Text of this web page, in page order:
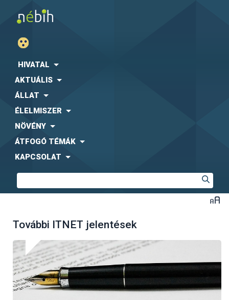
HIVATAL
AKTUÁLIS
ÁLLAT
ÉLELMISZER
NÖVÉNY
ÁTFOGÓ TÉMÁK
KAPCSOLAT
További ITNET jelentések